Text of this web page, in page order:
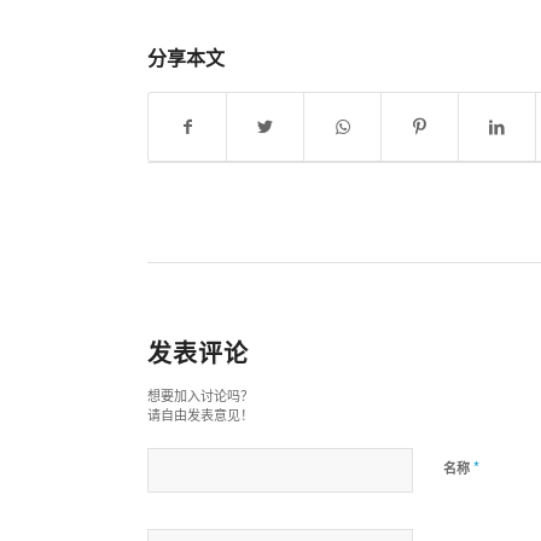
分享本文
发表评论
想要加入讨论吗？
请自由发表意见！
名称 *